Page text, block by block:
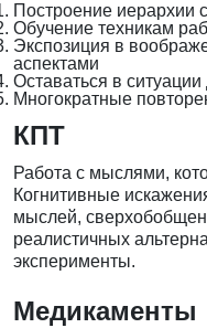
Построение иерархии
Обучение техникам
Экспозиция в
аспектами
Оставаться в
Многократные
КПТ
Работа с мыслями,
Когнитивные
мыслей,
реалистичных
эксперименты.
Медикаменты